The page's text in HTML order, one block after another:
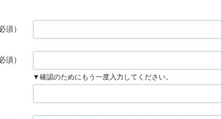
須）
須）
▼確認のためにもう一度入力してください。